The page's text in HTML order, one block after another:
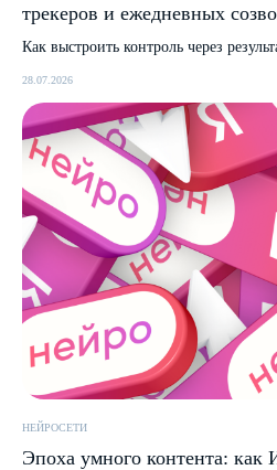
трекеров и ежедневных
Как выстроить контроль через
28.07.2026
НЕЙРОСЕТИ
Эпоха умного контента: как